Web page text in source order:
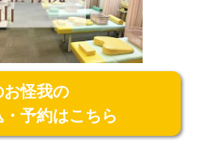
怪我の
予約はこちら